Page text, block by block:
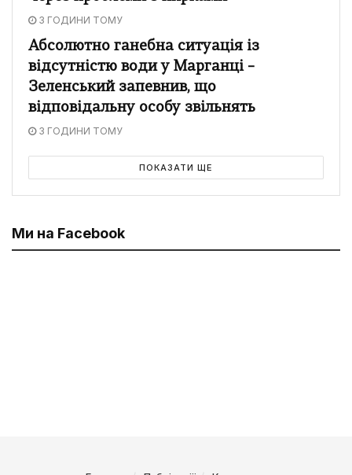
3 ГОДИНИ ТОМУ
Абсолютно ганебна ситуація із
відсутністю води у Марганці –
Зеленський запевнив, що
відповідальну особу звільнять
3 ГОДИНИ ТОМУ
ПОКАЗАТИ ЩЕ
Ми на Facebook